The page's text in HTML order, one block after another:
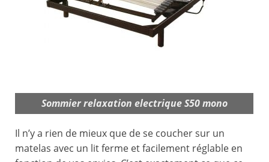
Sommier relaxation electrique S50 mono
Il n’y a rien de mieux que de se coucher sur un
matelas avec un lit ferme et facilement réglable en